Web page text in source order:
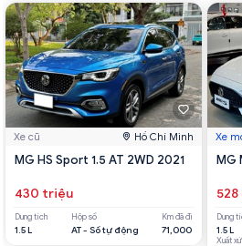
Xe cũ Hồ Chí Minh
MG HS Sport 1.5 AT 2WD 2021
430 triệu
Dung tích
1.5 L
Hộp số
AT - Số tự động
Km đã đi
71,000
Xe
MG
528
Dung
1.5 L
Xuất xứ